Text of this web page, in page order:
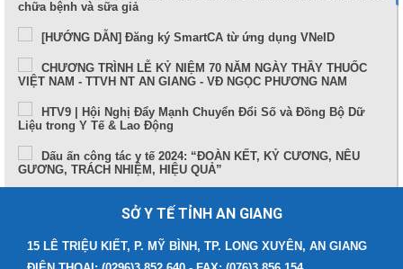
chữa bệnh và sữa giả
[HƯỚNG DẪN] Đăng ký SmartCA từ ứng dụng VNeID
CHƯƠNG TRÌNH LỄ KỶ NIỆM 70 NĂM NGÀY THẦY THUỐC
VIỆT NAM - TTVH NT AN GIANG - VĐ NGỌC PHƯƠNG NAM
HTV9 | Hội Nghị Đẩy Mạnh Chuyển Đổi Số và Đồng Bộ Dữ
Liệu trong Y Tế & Lao Động
Dấu ấn công tác y tế 2024: “ĐOÀN KẾT, KỶ CƯƠNG, NÊU
GƯƠNG, TRÁCH NHIỆM, HIỆU QUẢ”
tiến bộ trong tiếp cận, điều trị hiện nay
SỞ Y TẾ TỈNH AN GIANG
15 LÊ TRIỆU KIẾT, P. MỸ BÌNH, TP. LONG XUYÊN, AN GIANG